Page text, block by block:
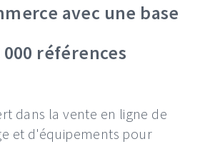
avec une base
références
dans la vente en ligne de
et d'équipements pour